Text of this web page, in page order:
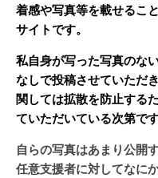
着感や写真等を載せるこ
サイトです。
私自身が写った写真のな
なしで投稿させていただ
関しては拡散を防止する
ていただいている次第です
自らの写真はあまり公開
任意支援者に対してなに